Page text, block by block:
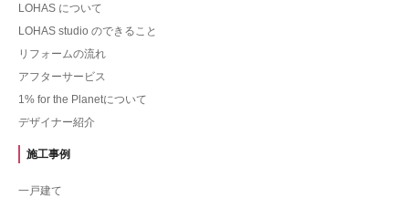
LOHAS について
LOHAS studio のできること
リフォームの流れ
アフターサービス
1% for the Planetについて
デザイナー紹介
施工事例
一戸建て